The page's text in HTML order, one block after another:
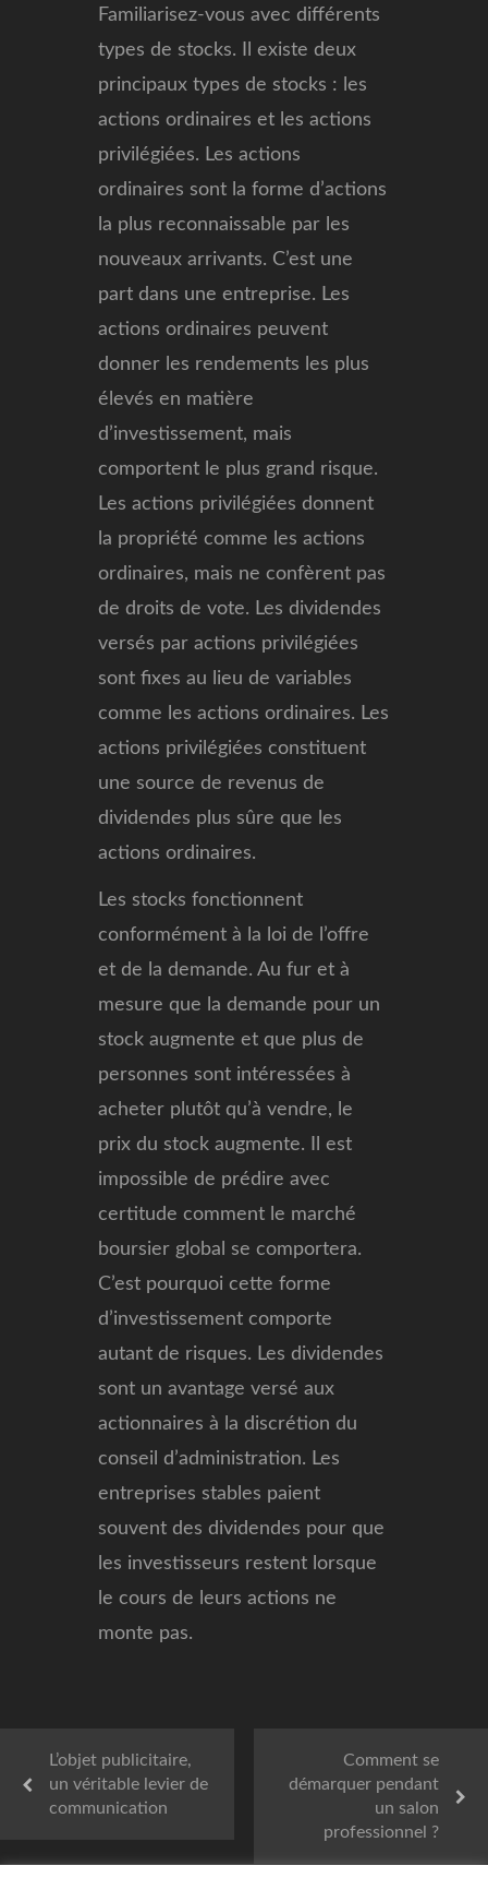
Familiarisez-vous avec différents
types de stocks. Il existe deux
principaux types de stocks : les
actions ordinaires et les actions
privilégiées. Les actions
ordinaires sont la forme d’actions
la plus reconnaissable par les
nouveaux arrivants. C’est une
part dans une entreprise. Les
actions ordinaires peuvent
donner les rendements les plus
élevés en matière
d’investissement, mais
comportent le plus grand risque.
Les actions privilégiées donnent
la propriété comme les actions
ordinaires, mais ne confèrent pas
de droits de vote. Les dividendes
versés par actions privilégiées
sont fixes au lieu de variables
comme les actions ordinaires. Les
actions privilégiées constituent
une source de revenus de
dividendes plus sûre que les
actions ordinaires.
Les stocks fonctionnent
conformément à la loi de l’offre
et de la demande. Au fur et à
mesure que la demande pour un
stock augmente et que plus de
personnes sont intéressées à
acheter plutôt qu’à vendre, le
prix du stock augmente. Il est
impossible de prédire avec
certitude comment le marché
boursier global se comportera.
C’est pourquoi cette forme
d’investissement comporte
autant de risques. Les dividendes
sont un avantage versé aux
actionnaires à la discrétion du
conseil d’administration. Les
entreprises stables paient
souvent des dividendes pour que
les investisseurs restent lorsque
le cours de leurs actions ne
monte pas.
L’objet publicitaire,
un véritable levier de
communication
Comment se
démarquer pendant
un salon
professionnel ?